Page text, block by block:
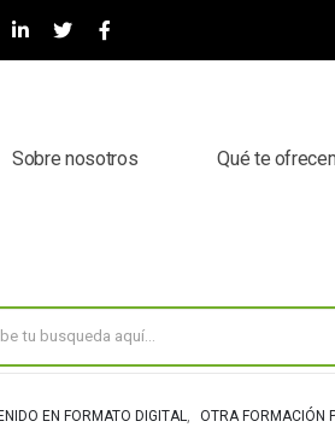
Sobre nosotros Qué te
EN FORMATO DIGITAL, OTRA FORMACIÓN